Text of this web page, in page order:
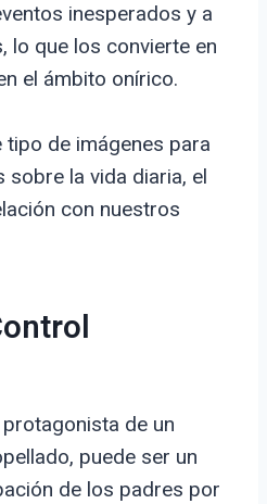
inesperados y a
lo que los convierte en
el ámbito onírico.
tipo de imágenes para
sobre la vida diaria, el
con nuestros
de un
puede ser un
de los padres por